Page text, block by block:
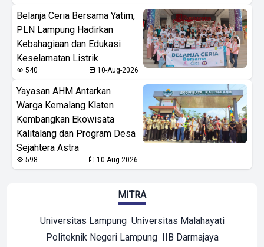
Belanja Ceria Bersama Yatim,
PLN Lampung Hadirkan
Kebahagiaan dan Edukasi
Keselamatan Listrik
540 10-Aug-2026
Yayasan AHM Antarkan
Warga Kemalang Klaten
Kembangkan Ekowisata
Kalitalang dan Program Desa
Sejahtera Astra
598 10-Aug-2026
MITRA
Universitas Lampung Universitas Malahayati
Politeknik Negeri Lampung IIB Darmajaya